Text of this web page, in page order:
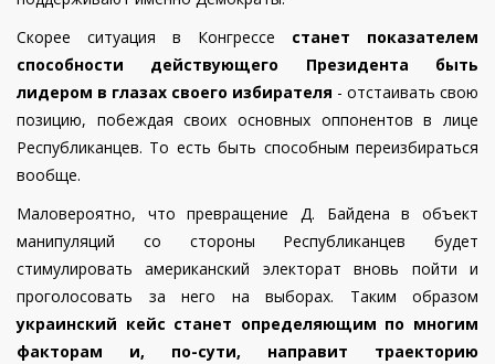
Скорее ситуация в Конгрессе станет показателем
способности действующего Президента быть
лидером в глазах своего избирателя - отстаивать свою
позицию, побеждая своих основных оппонентов в лице
Республиканцев. То есть быть способным переизбираться
вообще.
Маловероятно, что превращение Д. Байдена в объект
манипуляций со стороны Республиканцев будет
стимулировать американский электорат вновь пойти и
проголосовать за него на выборах. Таким образом
украинский кейс станет определяющим по многим
факторам и, по-сути, направит траекторию